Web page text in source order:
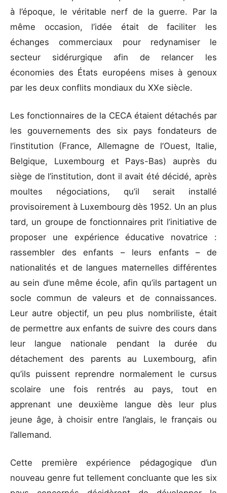
à l’époque, le véritable nerf de la guerre. Par la
même occasion, l’idée était de faciliter les
échanges commerciaux pour redynamiser le
secteur sidérurgique afin de relancer les
économies des États européens mises à genoux
par les deux conflits mondiaux du XXe siècle.
Les fonctionnaires de la CECA étaient détachés par
les gouvernements des six pays fondateurs de
l’institution (France, Allemagne de l’Ouest, Italie,
Belgique, Luxembourg et Pays-Bas) auprès du
siège de l’institution, dont il avait été décidé, après
moultes négociations, qu’il serait installé
provisoirement à Luxembourg dès 1952. Un an plus
tard, un groupe de fonctionnaires prit l’initiative de
proposer une expérience éducative novatrice :
rassembler des enfants – leurs enfants – de
nationalités et de langues maternelles différentes
au sein d’une même école, afin qu’ils partagent un
socle commun de valeurs et de connaissances.
Leur autre objectif, un peu plus nombriliste, était
de permettre aux enfants de suivre des cours dans
leur langue nationale pendant la durée du
détachement des parents au Luxembourg, afin
qu’ils puissent reprendre normalement le cursus
scolaire une fois rentrés au pays, tout en
apprenant une deuxième langue dès leur plus
jeune âge, à choisir entre l’anglais, le français ou
l’allemand.
Cette première expérience pédagogique d’un
nouveau genre fut tellement concluante que les six